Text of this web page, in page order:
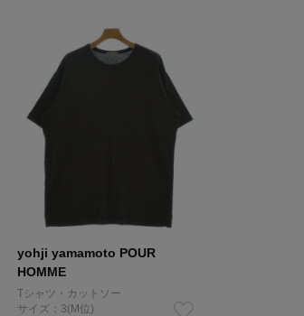
yohji yamamoto POUR
HOMME
Tシャツ・カットソー
サイズ：3(M位)